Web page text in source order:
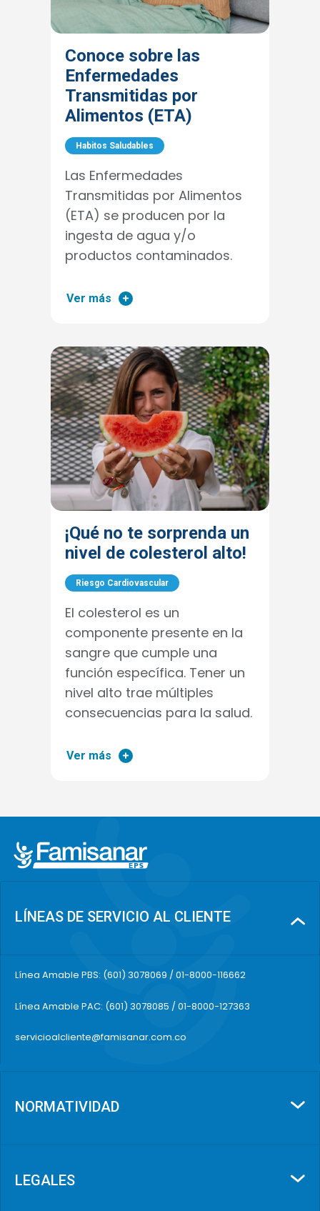
Conoce sobre las
Enfermedades
Transmitidas por
Alimentos (ETA)
Habitos Saludables
Las Enfermedades
Transmitidas por Alimentos
(ETA) se producen por la
ingesta de agua y/o
productos contaminados.
Ver más
¡Qué no te sorprenda un
nivel de colesterol alto!
Riesgo Cardiovascular
El colesterol es un
componente presente en la
sangre que cumple una
función específica. Tener un
nivel alto trae múltiples
consecuencias para la salud.
Ver más
LÍNEAS DE SERVICIO AL CLIENTE
Línea Amable PBS: (601) 3078069 / 01-8000-116662
Línea Amable PAC: (601) 3078085 / 01-8000-127363
servicioalcliente@famisanar.com.co
NORMATIVIDAD
LEGALES